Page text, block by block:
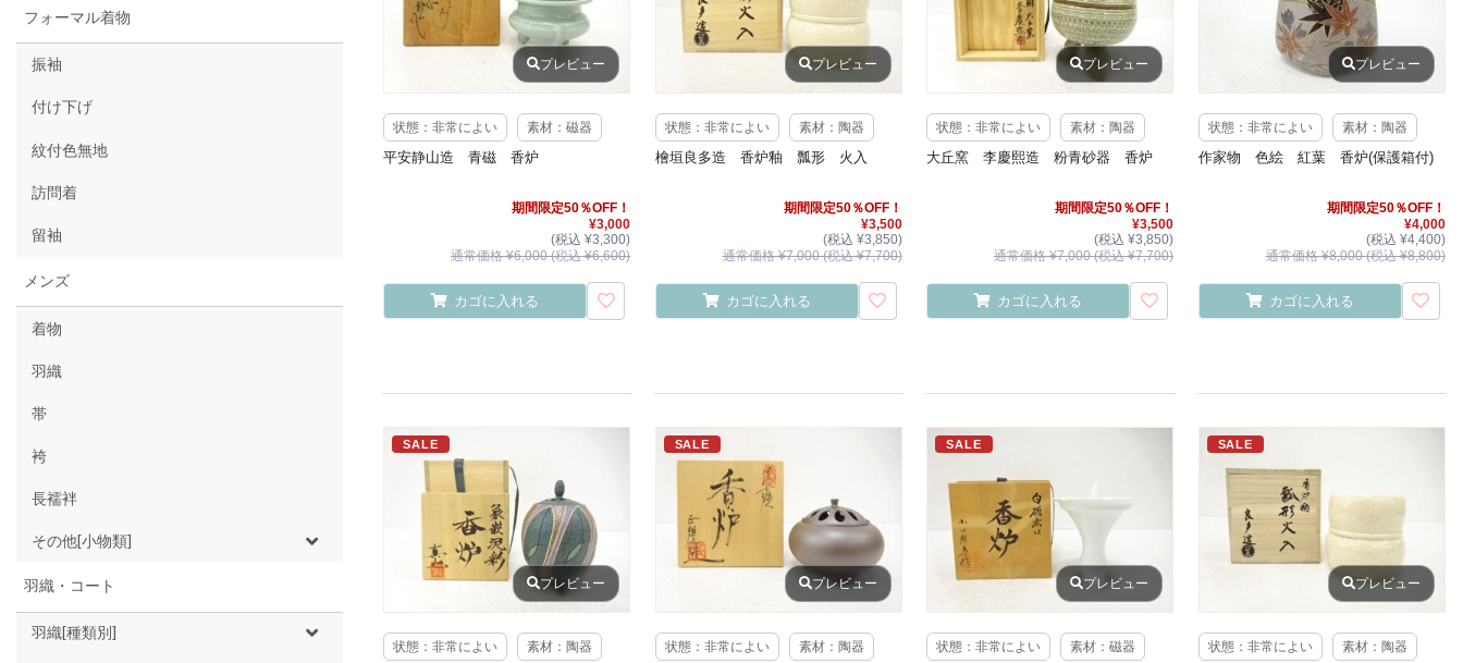
フォーマル着物
振袖
付け下げ
紋付色無地
訪問着
留袖
メンズ
着物
羽織
帯
袴
長襦袢
その他[小物類]
羽織・コート
羽織[種類別]
プレビュー
状態：非常によい 素材：磁器
平安静山造 青磁 香炉
期間限定50％OFF！
¥3,000
(税込 ¥3,300)
通常価格 ¥6,000 (税込 ¥6,600)
カゴに入れる
プレビュー
状態：非常によい 素材：陶器
檜垣良多造 香炉釉 瓢形 火入
期間限定50％OFF！
¥3,500
(税込 ¥3,850)
通常価格 ¥7,000 (税込 ¥7,700)
カゴに入れる
プレビュー
状態：非常によい 素材：陶器
大丘窯 李慶熙造 粉青砂器 香炉
期間限定50％OFF！
¥3,500
(税込 ¥3,850)
通常価格 ¥7,000 (税込 ¥7,700)
カゴに入れる
プレビュー
状態：非常によい 素材：陶器
作家物 色絵 紅葉 香炉(保護箱付)
期間限定50％OFF！
¥4,000
(税込 ¥4,400)
通常価格 ¥8,000 (税込 ¥8,800)
カゴに入れる
SALE
プレビュー
状態：非常によい 素材：陶器
SALE
プレビュー
状態：非常によい 素材：陶器
SALE
プレビュー
状態：非常によい 素材：磁器
SALE
プレビュー
状態：非常によい 素材：陶器